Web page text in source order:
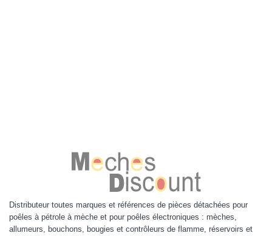
Distributeur toutes marques et références de pièces détachées pour
poêles à pétrole à mèche et pour poêles électroniques : mèches,
allumeurs, bouchons, bougies et contrôleurs de flamme, réservoirs et